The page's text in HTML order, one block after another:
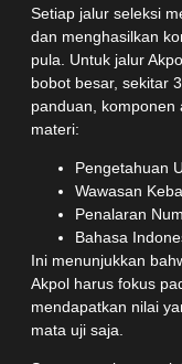
Setiap jalur seleksi
dan menghasilkan
pula. Untuk jalur
bobot besar, sekitar
panduan, komponen
materi:
Pengetahuan
Wawasan
Penalaran
Bahasa
Ini menunjukkan
Akpol harus fokus
mendapatkan nilai
mata uji saja.